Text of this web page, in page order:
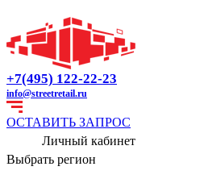
+7(495) 122-22-23
info@streetretail.ru
ОСТАВИТЬ ЗАПРОС
Личный кабинет
Выбрать регион